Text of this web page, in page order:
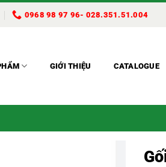
0968 98 97 96- 028.351.51.004
GIỚI THIỆU CATALOGUE